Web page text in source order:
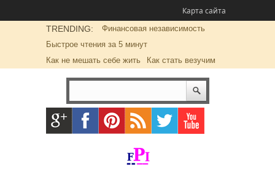
Карта сайта
TRENDING:
Финансовая независимость
Быстрое чтения за 5 минут
Как не мешать себе жить
Как стать везучим